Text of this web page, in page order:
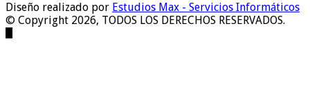
Diseño realizado por Estudios Max - Servicios Informáticos
© Copyright 2026, TODOS LOS DERECHOS RESERVADOS.